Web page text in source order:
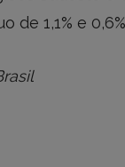
de 1,1% e